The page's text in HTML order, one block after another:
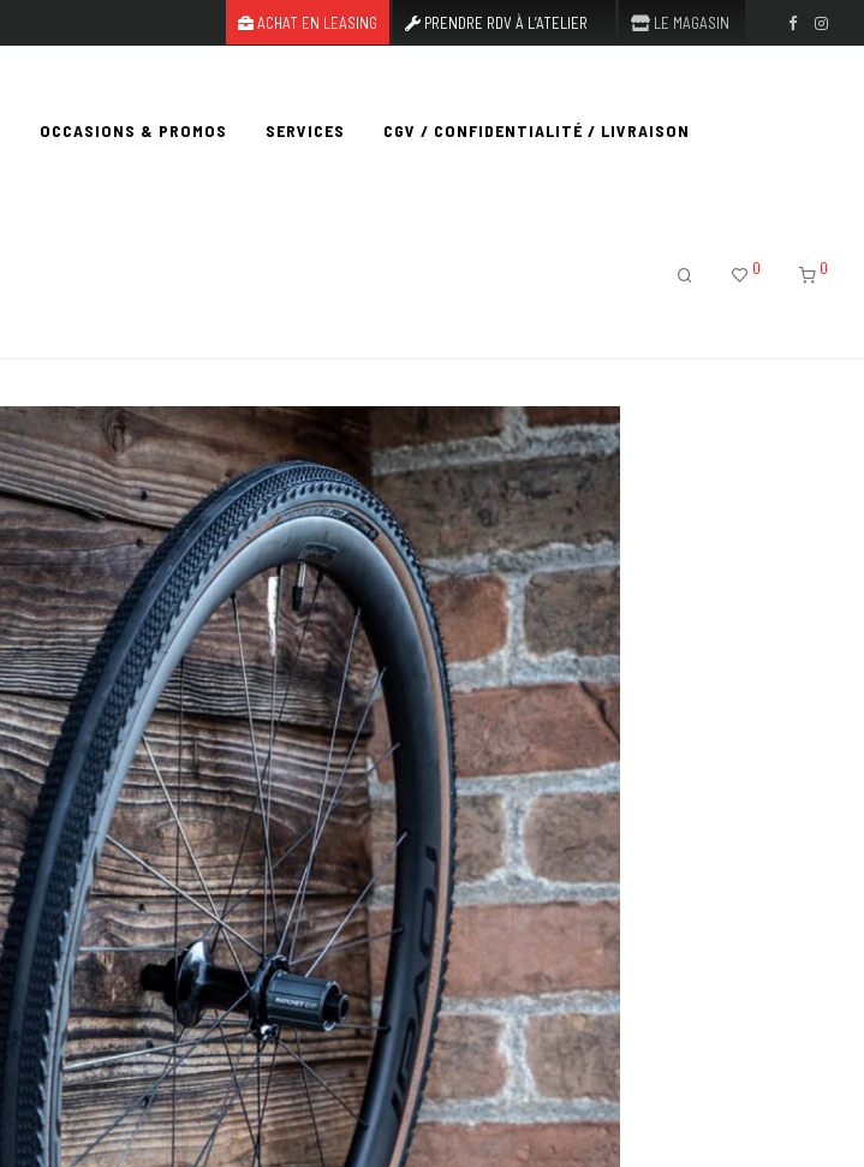
ACHAT EN LEASING PRENDRE RDV À L’ATELIER LE MAGASIN
OCCASIONS & PROMOS SERVICES CGV / CONFIDENTIALITÉ / LIVRAISON
0 0